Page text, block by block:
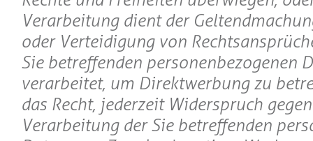
Verarbeitung dient der
oder Verteidigung von
Sie betreffenden personenbezogenen
verarbeitet, um Direktwerbung zu
das Recht, jederzeit Widerspruch
Verarbeitung der Sie betreffenden